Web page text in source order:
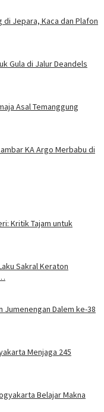
di Jepara, Kaca dan Plafon
Gula di Jalur Deandels
Asal Temanggung
KA Argo Merbabu di
Kritik Tajam untuk
Sakral Keraton
Jumenengan Dalem ke-38
Menjaga 245
Belajar Makna